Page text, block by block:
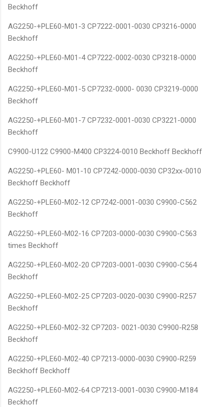
Beckhoff
AG2250-+PLE60-M01-3 CP7222-0001-0030 CP3216-0000
Beckhoff
AG2250-+PLE60-M01-4 CP7222-0002-0030 CP3218-0000
Beckhoff
AG2250-+PLE60-M01-5 CP7232-0000- 0030 CP3219-0000
Beckhoff
AG2250-+PLE60-M01-7 CP7232-0001-0030 CP3221-0000
Beckhoff
C9900-U122 C9900-M400 CP3224-0010 Beckhoff Beckhoff
AG2250-+PLE60- M01-10 CP7242-0000-0030 CP32xx-0010
Beckhoff Beckhoff
AG2250-+PLE60-M02-12 CP7242-0001-0030 C9900-C562
Beckhoff
AG2250-+PLE60-M02-16 CP7203-0000-0030 C9900-C563
times Beckhoff
AG2250-+PLE60-M02-20 CP7203-0001-0030 C9900-C564
Beckhoff
AG2250-+PLE60-M02-25 CP7203-0020-0030 C9900-R257
Beckhoff
AG2250-+PLE60-M02-32 CP7203- 0021-0030 C9900-R258
Beckhoff
AG2250-+PLE60-M02-40 CP7213-0000-0030 C9900-R259
Beckhoff Beckhoff
AG2250-+PLE60-M02-64 CP7213-0001-0030 C9900-M184
Beckhoff